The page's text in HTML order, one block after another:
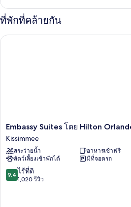
เกี่ยว
กับ
ห้อง
ที่พักที่คล้ายกัน
Embassy
Suites
โดย
Hilton
Orlando
Sunset
Walk
Embassy Suites โดย Hilton
Kissimmee
สระว่ายน้ำ
อาหารเช้าฟรี
สัตว์เลี้ยงเข้าพักได้
มีที่จอดรถ
9.4
จาก
9.4 ไร้ที่ติ
1,020 รีวิว
Embassy Suites โดย Hilton Orlando